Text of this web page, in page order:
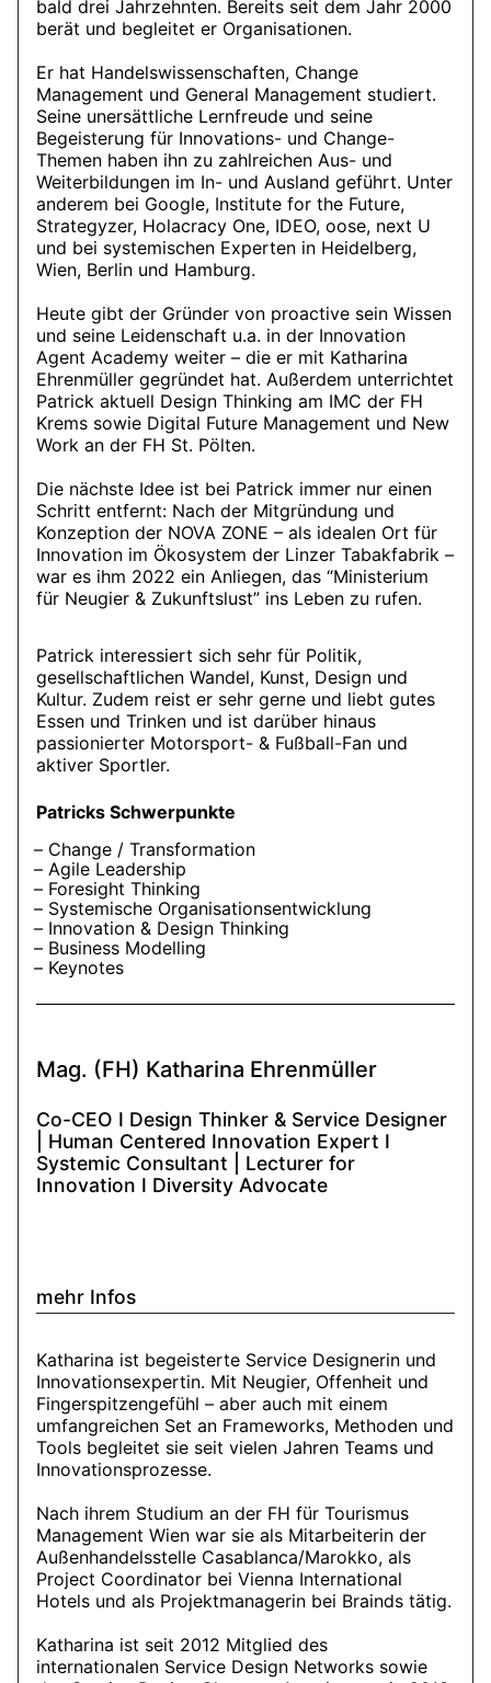
bald drei Jahrzehnten. Bereits seit dem Jahr 2000
berät und begleitet er Organisationen.
Er hat Handelswissenschaften, Change
Management und General Management studiert.
Seine unersättliche Lernfreude und seine
Begeisterung für Innovations- und Change-
Themen haben ihn zu zahlreichen Aus- und
Weiterbildungen im In- und Ausland geführt. Unter
anderem bei Google, Institute for the Future,
Strategyzer, Holacracy One, IDEO, oose, next U
und bei systemischen Experten in Heidelberg,
Wien, Berlin und Hamburg.
Heute gibt der Gründer von proactive sein Wissen
und seine Leidenschaft u.a. in der Innovation
Agent Academy weiter – die er mit Katharina
Ehrenmüller gegründet hat. Außerdem unterrichtet
Patrick aktuell Design Thinking am IMC der FH
Krems sowie Digital Future Management und New
Work an der FH St. Pölten.
Die nächste Idee ist bei Patrick immer nur einen
Schritt entfernt: Nach der Mitgründung und
Konzeption der NOVA ZONE – als idealen Ort für
Innovation im Ökosystem der Linzer Tabakfabrik –
war es ihm 2022 ein Anliegen, das “Ministerium
für Neugier & Zukunftslust” ins Leben zu rufen.
Patrick interessiert sich sehr für Politik,
gesellschaftlichen Wandel, Kunst, Design und
Kultur. Zudem reist er sehr gerne und liebt gutes
Essen und Trinken und ist darüber hinaus
passionierter Motorsport- & Fußball-Fan und
aktiver Sportler.
Patricks Schwerpunkte
Change / Transformation
Agile Leadership
Foresight Thinking
Systemische Organisationsentwicklung
Innovation & Design Thinking
Business Modelling
Keynotes
Mag. (FH) Katharina Ehrenmüller
Co-CEO I Design Thinker & Service Designer
| Human Centered Innovation Expert I
Systemic Consultant | Lecturer for
Innovation I Diversity Advocate
mehr Infos
Katharina ist begeisterte Service Designerin und
Innovationsexpertin. Mit Neugier, Offenheit und
Fingerspitzengefühl – aber auch mit einem
umfangreichen Set an Frameworks, Methoden und
Tools begleitet sie seit vielen Jahren Teams und
Innovationsprozesse.
Nach ihrem Studium an der FH für Tourismus
Management Wien war sie als Mitarbeiterin der
Außenhandelsstelle Casablanca/Marokko, als
Project Coordinator bei Vienna International
Hotels und als Projektmanagerin bei Brainds tätig.
Katharina ist seit 2012 Mitglied des
internationalen Service Design Networks sowie